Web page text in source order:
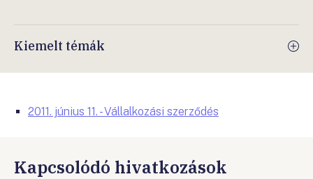
Kiemelt témák
2011. június 11. - Vállalkozási szerződés
Kapcsolódó hivatkozások